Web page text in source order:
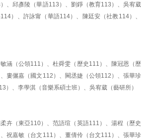
、邱彥陵（華語113）、劉錚（教育113）、吳宥葳
）、許詠甯（華語114）、陳廷安（社教114）、
涵（公領111）、杜舜雯（歷史111）、陳冠恩（歷
婁儷嘉（國文112）、闕丞婕（公領112）、張華珍
、李學淇（音樂系碩士班）、吳宥葳（藝研所）
卉（東亞110）、范語瑄（英語111）、湯程（歷史
祝嘉敏（台文111）、董倩伶（台文111）、張華珍